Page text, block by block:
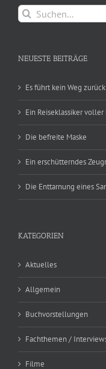
Suche
nach:
NEUESTE BEITRÄGE
Es führt kein Weg zurück
Ein Reiseklassiker
Die befreite Maske
Ein erschütterndes
Die Enttarnung eines
KATEGORIEN
Aktuelles
Allgemein
Buchvorstellungen
Fachthemen /
Filme